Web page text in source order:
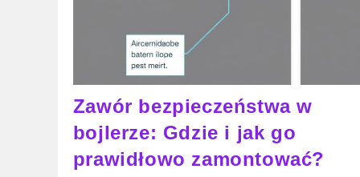
Zawór bezpieczeństwa w
bojlerze: Gdzie i jak go
prawidłowo zamontować?